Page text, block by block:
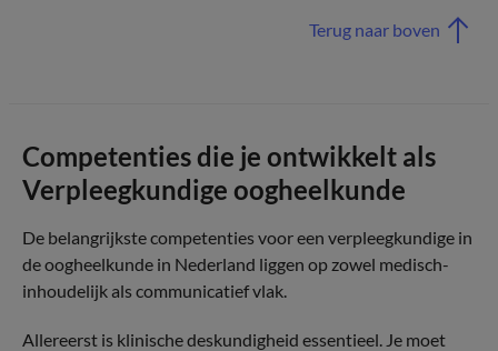
Terug naar boven
Competenties die je ontwikkelt als
Verpleegkundige oogheelkunde
De belangrijkste competenties voor een verpleegkundige in
de oogheelkunde in Nederland liggen op zowel medisch-
inhoudelijk als communicatief vlak.
Allereerst is klinische deskundigheid essentieel. Je moet